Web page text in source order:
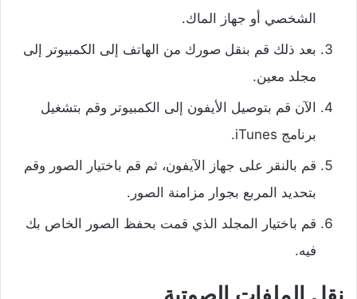
الشخصي أو جهاز الماك.
بعد ذلك قم بنقل صورك من الهاتف إلى الكمبيوتر إلى
مجلد معين.
الآن قم بتوصيل الأيفون إلى الكمبيوتر وقم بتشغيل
برنامج iTunes.
قم بالنقر على جهاز الآيفون، ثم قم باختيار الصور وقم
بتحديد المربع بجوار مزامنة الصور.
قم باختيار المجلد الذي قمت بحفظ الصور الخاص بك
فيه.